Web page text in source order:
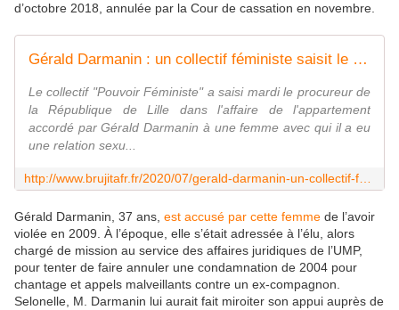
d’octobre 2018, annulée par la Cour de cassation en novembre.
Gérald Darmanin : un collectif féministe saisit le procureur de la République pour tenter de relancer une autre affaire - MOINS de BIENS PLUS de LIENS
Le collectif "Pouvoir Féministe" a saisi mardi le procureur de
la République de Lille dans l'affaire de l'appartement
accordé par Gérald Darmanin à une femme avec qui il a eu
une relation sexu...
Gérald Darmanin, 37 ans, est accusé par cette femme de l’avoir
violée en 2009. À l’époque, elle s’était adressée à l’élu, alors
chargé de mission au service des affaires juridiques de l’UMP,
pour tenter de faire annuler une condamnation de 2004 pour
chantage et appels malveillants contre un ex-compagnon.
Selonelle, M. Darmanin lui aurait fait miroiter son appui auprès de